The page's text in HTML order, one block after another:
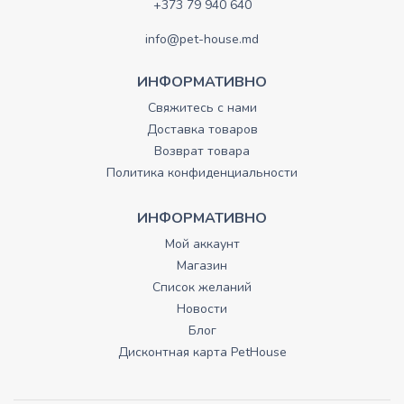
+373 79 940 640
info@pet-house.md
ИНФОРМАТИВНО
Свяжитесь с нами
Доставка товаров
Возврат товара
Политика конфиденциальности
ИНФОРМАТИВНО
Мой аккаунт
Магазин
Список желаний
Новости
Блог
Дисконтная карта PetHouse